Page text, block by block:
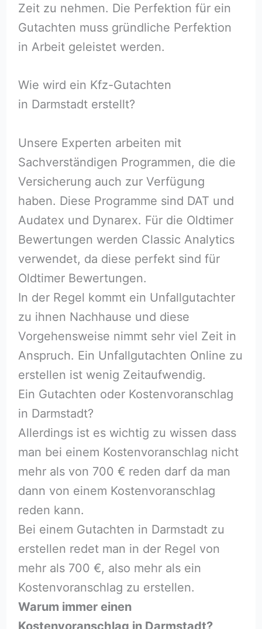
Zeit zu nehmen. Die Perfektion für ein
Gutachten muss gründliche Perfektion
in Arbeit geleistet werden.
Wie wird ein Kfz-Gutachten
in Darmstadt erstellt?
Unsere Experten arbeiten mit
Sachverständigen Programmen, die die
Versicherung auch zur Verfügung
haben. Diese Programme sind DAT und
Audatex und Dynarex. Für die Oldtimer
Bewertungen werden Classic Analytics
verwendet, da diese perfekt sind für
Oldtimer Bewertungen.
In der Regel kommt ein Unfallgutachter
zu ihnen Nachhause und diese
Vorgehensweise nimmt sehr viel Zeit in
Anspruch. Ein Unfallgutachten Online zu
erstellen ist wenig Zeitaufwendig.
Ein Gutachten oder Kostenvoranschlag
in Darmstadt?
Allerdings ist es wichtig zu wissen dass
man bei einem Kostenvoranschlag nicht
mehr als von 700 € reden darf da man
dann von einem Kostenvoranschlag
reden kann.
Bei einem Gutachten in Darmstadt zu
erstellen redet man in der Regel von
mehr als 700 €, also mehr als ein
Kostenvoranschlag zu erstellen.
Warum immer einen
Kostenvoranschlag in Darmstadt?